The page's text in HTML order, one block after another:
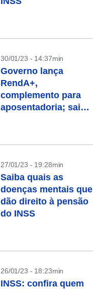
30/01/23 - 14:37min
Governo lança
RendA+,
complemento para
aposentadoria; saiba
27/01/23 - 19:28min
Saiba quais as
doenças mentais que
dão direito à pensão
do INSS
26/01/23 - 18:23min
INSS: confira quem